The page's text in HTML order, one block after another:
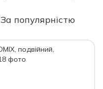
За популярністю